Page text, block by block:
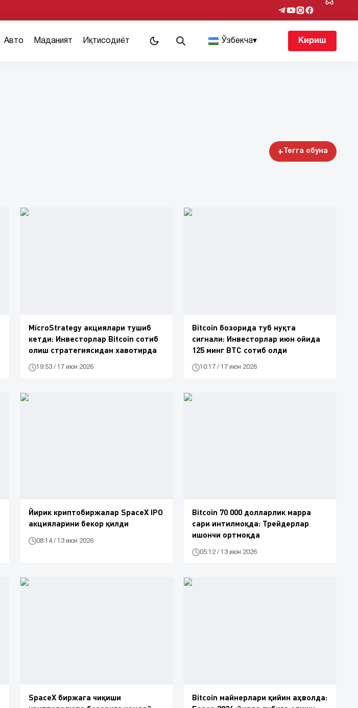
Авто Маданият Иқтисодиёт Ўзбекча▾ Кириш
+ Тегга обуна
MicroStrategy акциялари тушиб
кетди: Инвесторлар Bitcoin сотиб
олиш стратегиясидан хавотирда
19:53 / 17 июн 2026
Bitcoin бозорида туб нуқта
сигнали: Инвесторлар июн ойида
125 минг BTC сотиб олди
10:17 / 17 июн 2026
Йирик криптобиржалар SpaceX IPO
акцияларини бекор қилди
08:14 / 13 июн 2026
Bitcoin 70 000 долларлик марра
сари интилмоқда: Трейдерлар
ишончи ортмоқда
05:12 / 13 июн 2026
SpaceX биржага чиқиши
Bitcoin майнерлари қийин аҳволда: